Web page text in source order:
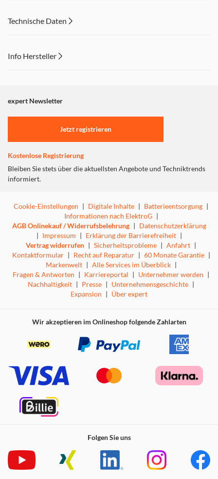
Technische Daten
Info Hersteller
"Marketing".
Einstellungen anpassen
expert Newsletter
Jetzt registrieren
Kostenlose Registrierung
Bleiben Sie stets über die aktuellsten Angebote und Techniktrends
informiert.
Cookie-Einstellungen | Digitale Inhalte | Batterieentsorgung |
Informationen nach ElektroG |
AGB Onlinekauf / Widerrufsbelehrung | Datenschutzerklärung
| Impressum | Erklärung der Barrierefreiheit |
Vertrag widerrufen | Sicherheitsprobleme | Anfahrt |
Kontaktformular | Recht auf Reparatur | 60 Monate Garantie |
Markenwelt | Alle Services im Überblick |
Fragen & Antworten | Karriereportal | Unternehmer werden |
Nachhaltigkeit | Presse | Unternehmensgeschichte |
Expansion | Über expert
Wir akzeptieren im Onlineshop folgende Zahlarten
Folgen Sie uns